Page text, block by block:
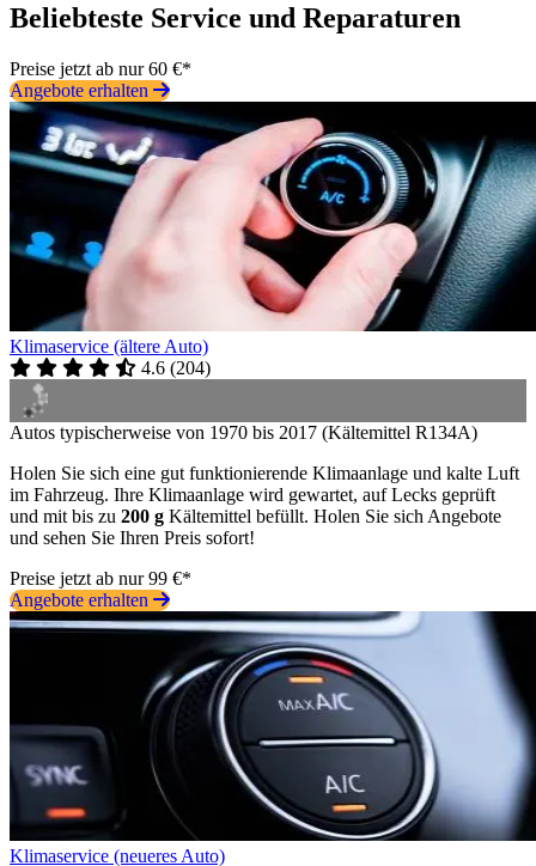
Beliebteste Service und Reparaturen
Preise jetzt ab nur 60 €*
Angebote erhalten
Klimaservice (ältere Auto)
4.6 (204)
Autos typischerweise von 1970 bis 2017 (Kältemittel R134A)
Holen Sie sich eine gut funktionierende Klimaanlage und kalte Luft
im Fahrzeug. Ihre Klimaanlage wird gewartet, auf Lecks geprüft
und mit bis zu 200 g Kältemittel befüllt. Holen Sie sich Angebote
und sehen Sie Ihren Preis sofort!
Preise jetzt ab nur 99 €*
Angebote erhalten
Klimaservice (neueres Auto)